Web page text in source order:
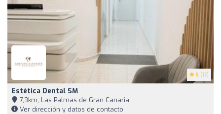
5 (17)
Estética Dental SM
7,3km, Las Palmas de Gran Canaria
Ver dirección y datos de contacto